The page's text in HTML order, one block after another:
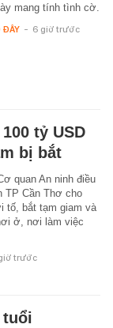
mang tính tình cờ.
ĐÂY - 6 giờ trước
tỷ USD
bị bắt
quan An ninh điều
TP Cần Thơ cho
tố, bắt tạm giam và
ở, nơi làm việc
trước
tuổi